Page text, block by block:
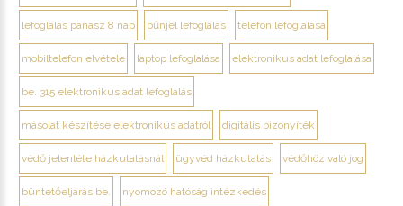
lefoglalás panasz 8 nap bűnjel lefoglalás telefon lefoglalása
mobiltelefon elvétele laptop lefoglalása elektronikus adat lefoglalása
be. 315 elektronikus adat lefoglalás
másolat készítése elektronikus adatról digitális bizonyíték
védő jelenléte házkutatásnál ügyvéd házkutatás védőhöz való jog
büntetőeljárás be. nyomozó hatóság intézkedés